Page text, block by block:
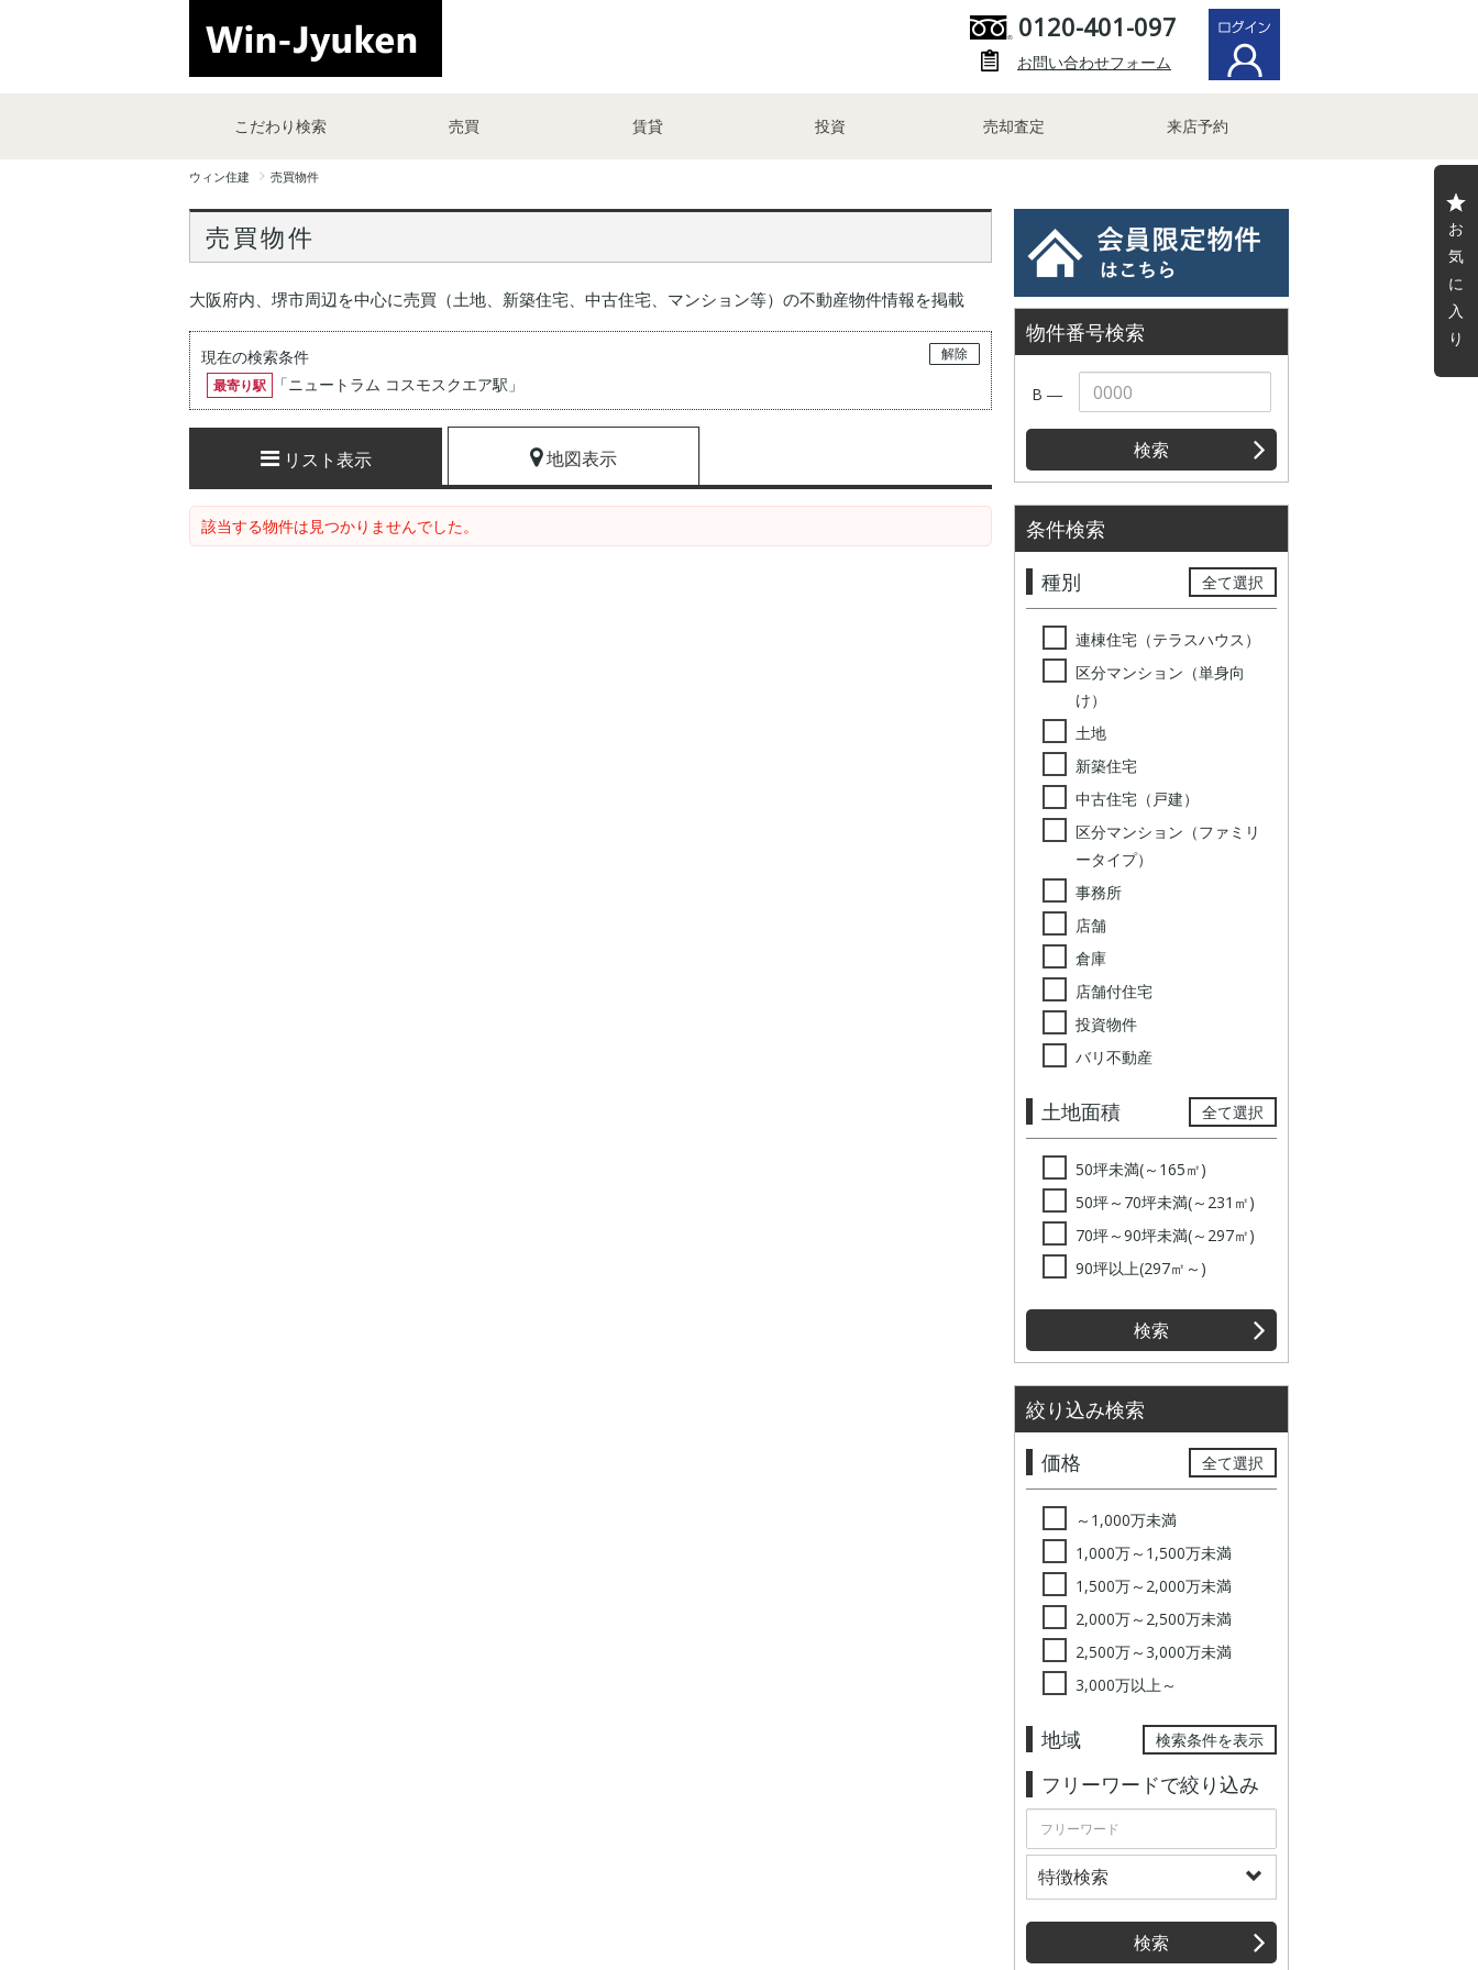
0120-401-097
お問い合わせフォーム
こだわり検索 売買 賃貸 投資 売却査定 来店予約
お
気
に
入
り
ウィン住建 売買物件
売買物件
大阪府内、堺市周辺を中心に売買（土地、新築住宅、中古住宅、マンション等）の不動産物件情報を掲載
現在の検索条件
解除
最寄り駅
「ニュートラム コスモスクエア駅 」
リスト表示 地図表示
該当する物件は見つかりませんでした。
物件番号検索
B ―
検索
条件検索
種別
全て選択
連棟住宅（テラスハウス）
区分マンション（単身向
け）
土地
新築住宅
中古住宅（戸建）
区分マンション（ファミリ
ータイプ）
事務所
店舗
倉庫
店舗付住宅
投資物件
バリ不動産
土地面積 全て選択
50坪未満(～165㎡)
50坪～70坪未満(～231㎡)
70坪～90坪未満(～297㎡)
90坪以上(297㎡～)
検索
絞り込み検索
価格
全て選択
～1,000万未満
1,000万～1,500万未満
1,500万～2,000万未満
2,000万～2,500万未満
2,500万～3,000万未満
3,000万以上～
地域 検索条件を表示
フリーワードで絞り込み
特徴検索
検索